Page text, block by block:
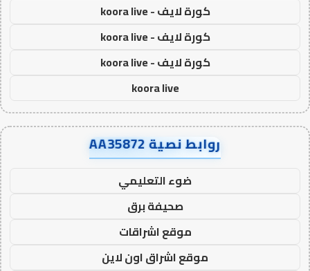
كورة لايف - koora live
كورة لايف - koora live
كورة لايف - koora live
koora live
روابط نصية AA35872
ضوء التعليمي
صحيفة برق
موقع اشراقات
موقع اشراق اون لاين